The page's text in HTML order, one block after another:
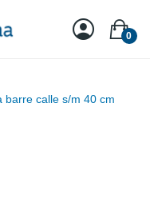
0
barre calle s/m 40 cm